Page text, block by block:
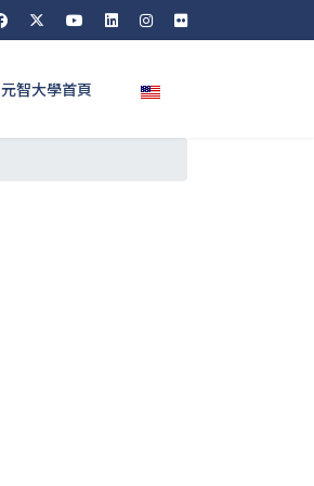
元智大學首頁 選擇你的語言